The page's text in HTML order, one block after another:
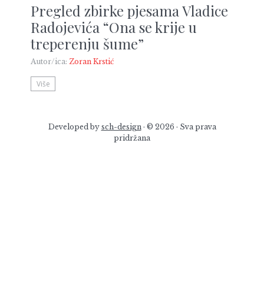
Pregled zbirke pjesama Vladice
Radojevića “Ona se krije u
treperenju šume”
Autor/ica: Zoran Krstić
Više
Developed by sch-design· © 2026 · Sva prava
pridržana